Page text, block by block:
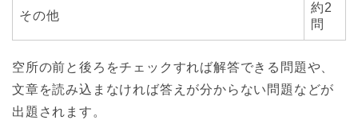
その他
約2
問
空所の前と後ろをチェックすれば解答できる問題や、
文章を読み込まなければ答えが分からない問題などが
出題されます。